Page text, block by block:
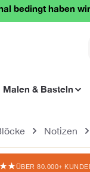
bedingt haben
Malen & Basteln
Notizen
ÜBER 80.000+